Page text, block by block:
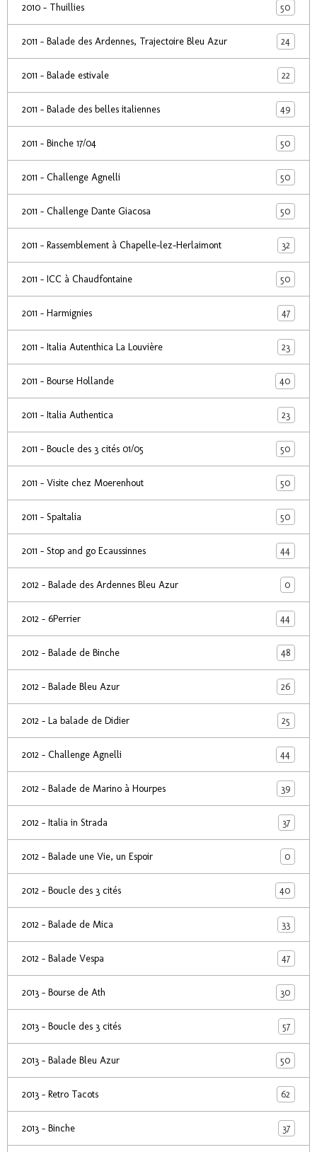
2010 - Thuillies 50
2011 - Balade des Ardennes, Trajectoire Bleu Azur 24
2011 - Balade estivale 22
2011 - Balade des belles italiennes 49
2011 - Binche 17/04 50
2011 - Challenge Agnelli 50
2011 - Challenge Dante Giacosa 50
2011 - Rassemblement à Chapelle-lez-Herlaimont 32
2011 - ICC à Chaudfontaine 50
2011 - Harmignies 47
2011 - Italia Autenthica La Louvière 23
2011 - Bourse Hollande 40
2011 - Italia Authentica 23
2011 - Boucle des 3 cités 01/05 50
2011 - Visite chez Moerenhout 50
2011 - SpaItalia 50
2011 - Stop and go Ecaussinnes 44
2012 - Balade des Ardennes Bleu Azur 0
2012 - 6Perrier 44
2012 - Balade de Binche 48
2012 - Balade Bleu Azur 26
2012 - La balade de Didier 25
2012 - Challenge Agnelli 44
2012 - Balade de Marino à Hourpes 39
2012 - Italia in Strada 37
2012 - Balade une Vie, un Espoir 0
2012 - Boucle des 3 cités 40
2012 - Balade de Mica 33
2012 - Balade Vespa 47
2013 - Bourse de Ath 30
2013 - Boucle des 3 cités 57
2013 - Balade Bleu Azur 50
2013 - Retro Tacots 62
2013 - Binche 37